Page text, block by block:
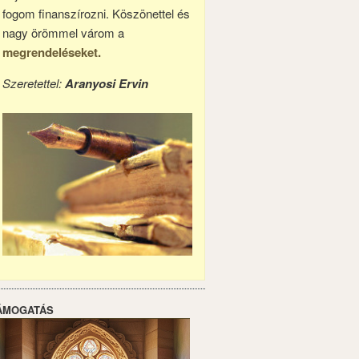
fogom finanszírozni. Köszönettel és
nagy örömmel várom a
megrendeléseket.
Szeretettel:Aranyosi Ervin